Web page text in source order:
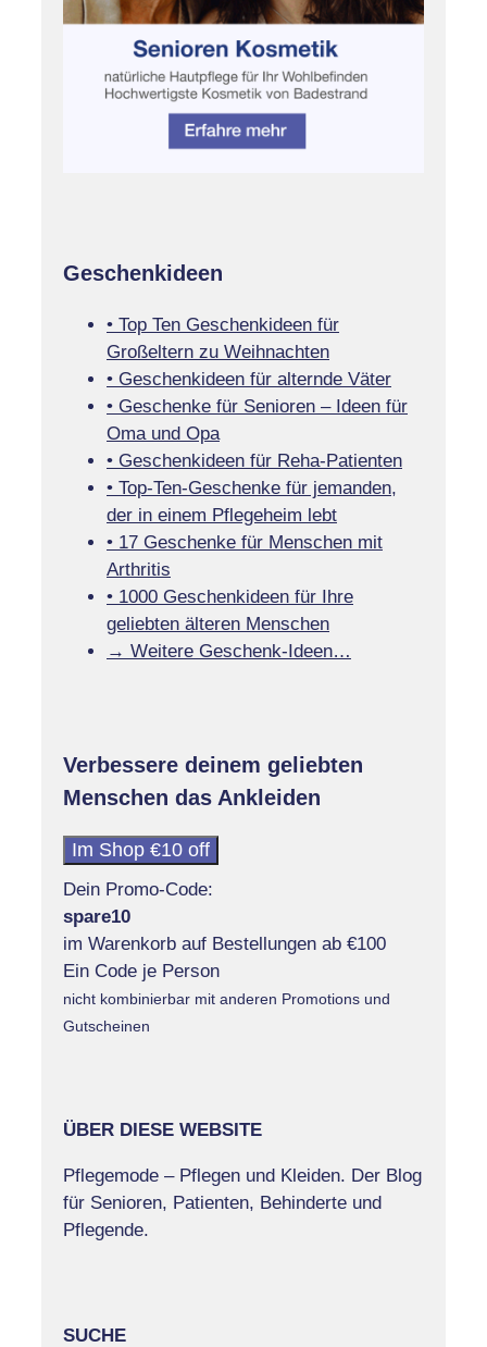
Geschenkideen
• Top Ten Geschenkideen für
Großeltern zu Weihnachten
• Geschenkideen für alternde Väter
• Geschenke für Senioren – Ideen für
Oma und Opa
• Geschenkideen für Reha-Patienten
• Top-Ten-Geschenke für jemanden,
der in einem Pflegeheim lebt
• 17 Geschenke für Menschen mit
Arthritis
• 1000 Geschenkideen für Ihre
geliebten älteren Menschen
→ Weitere Geschenk-Ideen…
Verbessere deinem geliebten
Menschen das Ankleiden
Im Shop €10 off
Dein Promo-Code:
spare10
im Warenkorb auf Bestellungen ab €100
Ein Code je Person
nicht kombinierbar mit anderen Promotions und
Gutscheinen
ÜBER DIESE WEBSITE
Pflegemode – Pflegen und Kleiden. Der Blog
für Senioren, Patienten, Behinderte und
Pflegende.
SUCHE